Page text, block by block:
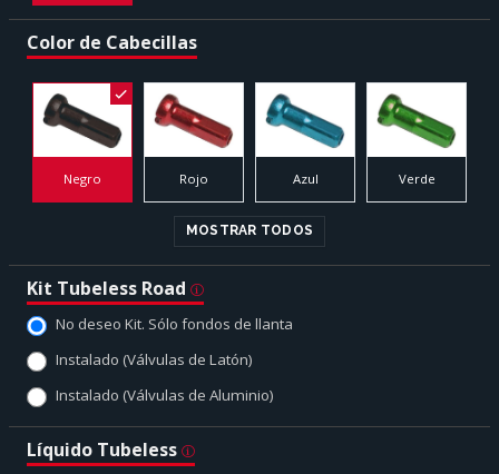
Color de Cabecillas
Negro Rojo Azul Verde
MOSTRAR TODOS
Kit Tubeless Road
No deseo Kit. Sólo fondos de llanta
Instalado (Válvulas de Latón)
Instalado (Válvulas de Aluminio)
Líquido Tubeless